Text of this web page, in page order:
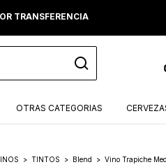
TRANSFERENCIA
OTRAS CATEGORIAS
> TINTOS > Blend > Vino Trapiche